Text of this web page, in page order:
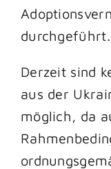
durchgeführt.
Derzeit sind
aus der
möglich, da